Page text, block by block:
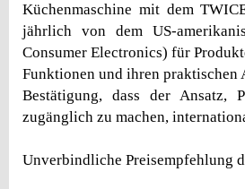
Küchenmaschine mit dem
jährlich von dem US-
Consumer Electronics) für
Funktionen und ihren praktischen
Bestätigung, dass der Ansatz,
zugänglich zu machen,
Unverbindliche Preisempfehlung